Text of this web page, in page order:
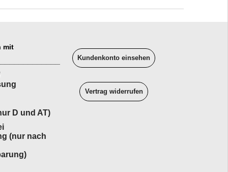
mit
D und AT)
(nur nach
Kundenkonto einsehen
Vertrag widerrufen